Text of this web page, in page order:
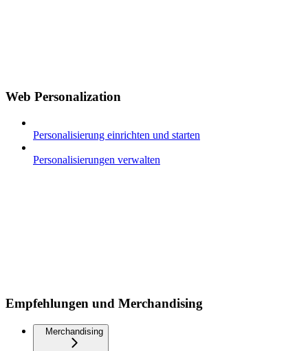
Web Personalization
Personalisierung einrichten und starten
Personalisierungen verwalten
Empfehlungen und Merchandising
Merchandising